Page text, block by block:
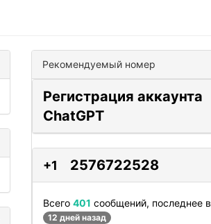
Рекомендуемый номер
Регистрация аккаунта
ChatGPT
+1 2576722528
Всего 401 сообщений, последнее в
12 дней назад